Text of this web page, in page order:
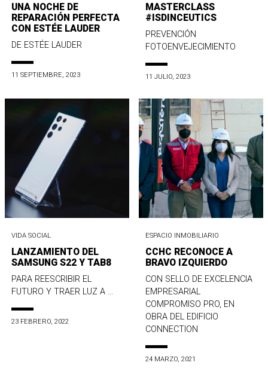
UNA NOCHE DE
REPARACIÓN PERFECTA
CON ESTÉE LAUDER
DE ESTÉE LAUDER
11 SEPTIEMBRE, 2023
MASTERCLASS
#ISDINCEUTICS
PREVENCIÓN
FOTOENVEJECIMIENTO
11 JULIO, 2023
VIDA SOCIAL
LANZAMIENTO DEL
SAMSUNG S22 Y TAB8
PARA REESCRIBIR EL
FUTURO Y TRAER LUZ A ...
23 FEBRERO, 2022
ESPACIO INMOBILIARIO
CCHC RECONOCE A
BRAVO IZQUIERDO
CON SELLO DE EXCELENCIA
EMPRESARIAL
COMPROMISO PRO, EN
OBRA DEL EDIFICIO
CONNECTION
24 MARZO, 2021